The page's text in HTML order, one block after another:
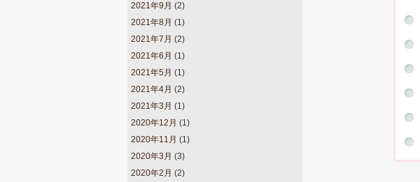
2021年9月 (2)
2021年8月 (1)
2021年7月 (2)
2021年6月 (1)
2021年5月 (1)
2021年4月 (2)
2021年3月 (1)
2020年12月 (1)
2020年11月 (1)
2020年3月 (3)
2020年2月 (2)